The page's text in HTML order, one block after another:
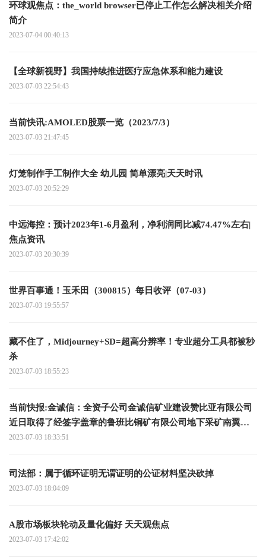
环球观焦点：the_world browser已停止工作怎么解决相关介绍
简介
2023-07-04 00:40:13
【全球新视野】我国持续推进医疗应急体系和能力建设
2023-07-03 22:54:43
当前快讯:AMOLED股票一览（2023/7/3）
2023-07-03 21:47:45
灯笼制作手工制作大全 幼儿园 简单漂亮|天天时讯
2023-07-03 20:52:29
中远海控：预计2023年1-6月盈利，净利润同比减74.47%左右|
焦点资讯
2023-07-03 20:30:39
世界百事通！玉禾田（300815）每日收评（07-03）
2023-07-03 19:55:57
藏不住了，Midjourney+SD=超高分辨率！专业超分工具都被秒
杀
2023-07-03 18:55:23
当前快报:金诚信：全资子公司金诚信矿业建设赞比亚有限公司
近日取得了经签字盖章的鲁班比铜矿有限公司地下采矿南翼开
拓和生产运营合同
2023-07-03 18:33:51
司法部：属于循环证明无谓证明的公证材料坚决砍掉
2023-07-03 18:04:09
A股市场板块轮动及量化偏好 天天观焦点
2023-07-03 17:42:02